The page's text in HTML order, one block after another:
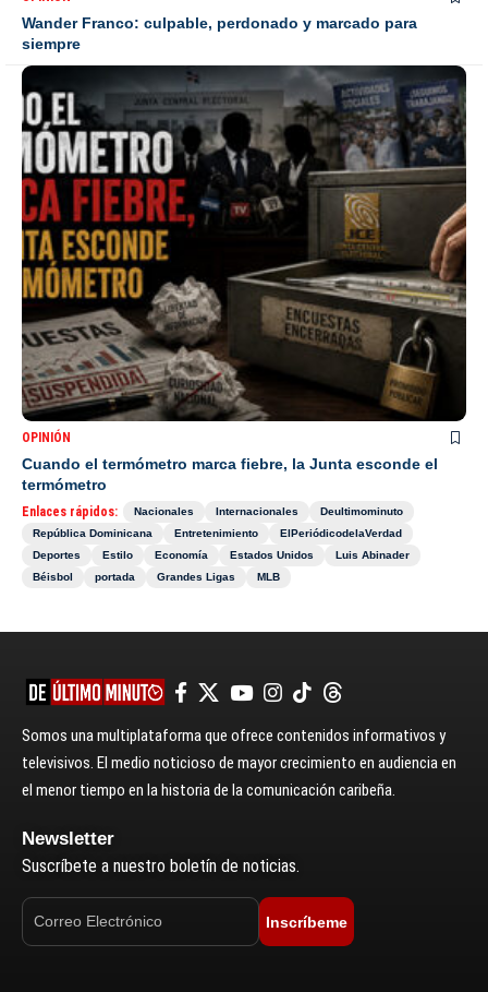
Wander Franco: culpable, perdonado y marcado para
siempre
OPINIÓN
Cuando el termómetro marca fiebre, la Junta esconde el
termómetro
Enlaces rápidos: Nacionales Internacionales
Deultimominuto
República Dominicana
Entretenimiento
ElPeriódicodelaVerdad
Deportes
Estilo Economía Estados Unidos
Luis Abinader
Béisbol
portada Grandes Ligas MLB
Somos una multiplataforma que ofrece contenidos informativos y
televisivos. El medio noticioso de mayor crecimiento en audiencia en
el menor tiempo en la historia de la comunicación caribeña.
Newsletter
Suscríbete a nuestro boletín de noticias.
Inscríbeme